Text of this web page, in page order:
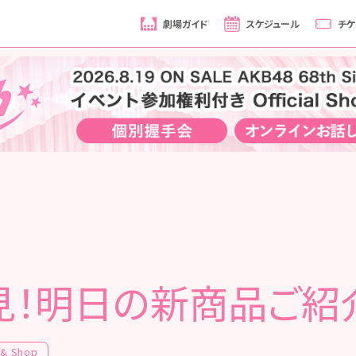
劇場ガイド スケジュール チ
！明日の新商品ご
Shop